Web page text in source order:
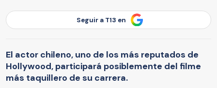
Seguir a T13 en
El actor chileno, uno de los más reputados de
Hollywood, participará posiblemente del filme
más taquillero de su carrera.